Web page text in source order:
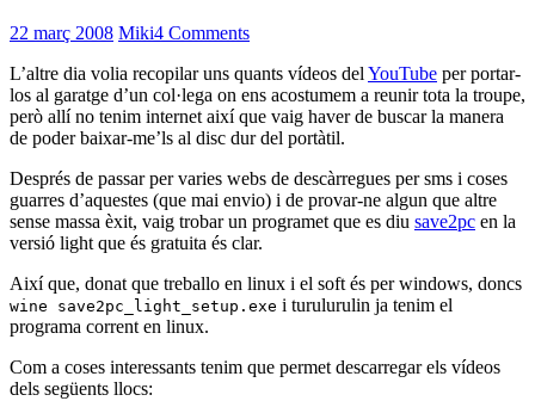
22 març 2008 Miki4 Comments
L’altre dia volia recopilar uns quants vídeos delYouTube per portar-
los al garatge d’un col·lega on ens acostumem a reunir tota la troupe,
però allí no tenim internet així que vaig haver de buscar la manera
de poder baixar-me’ls al disc dur del portàtil.
Després de passar per varies webs de descàrregues per sms i coses
guarres d’aquestes (que mai envio) i de provar-ne algun que altre
sense massa èxit, vaig trobar un programet que es diu save2pc en la
versió light que és gratuita és clar.
Així que, donat que treballo en linux i el soft és per windows, doncs
wine save2pc_light_setup.exe i turulurulin ja tenim el
programa corrent en linux.
Com a coses interessants tenim que permet descarregar els vídeos
dels següents llocs: